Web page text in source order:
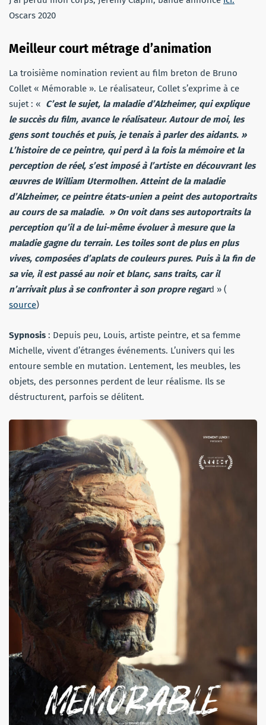
Oscars 2020
Meilleur court métrage d’animation
La troisième nomination revient au film breton de Bruno
Collet « Mémorable ». Le réalisateur, Collet s’exprime à ce
sujet : « C’est le sujet, la maladie d’Alzheimer, qui explique
le succès du film, avance le réalisateur. Autour de moi, les
gens sont touchés et puis, je tenais à parler des aidants. »
L’histoire de ce peintre, qui perd à la fois la mémoire et la
perception de réel, s’est imposé à l’artiste en découvrant les
œuvres de William Utermolhen. Atteint de la maladie
d’Alzheimer, ce peintre états-unien a peint des autoportraits
au cours de sa maladie. » On voit dans ses autoportraits la
perception qu’il a de lui-même évoluer à mesure que la
maladie gagne du terrain. Les toiles sont de plus en plus
vives, composées d’aplats de couleurs pures. Puis à la fin de
sa vie, il est passé au noir et blanc, sans traits, car il
n’arrivait plus à se confronter à son propre regard » (
source)
Sypnosis : Depuis peu, Louis, artiste peintre, et sa femme
Michelle, vivent d’étranges événements. L’univers qui les
entoure semble en mutation. Lentement, les meubles, les
objets, des personnes perdent de leur réalisme. Ils se
déstructurent, parfois se délitent.